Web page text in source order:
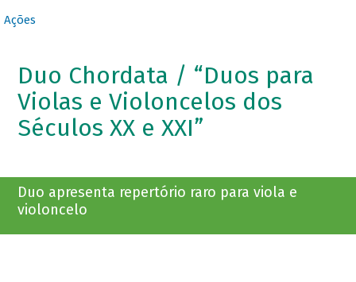
Ações
Duo Chordata / “Duos para
Violas e Violoncelos dos
Séculos XX e XXI”
Duo apresenta repertório raro para viola e
violoncelo